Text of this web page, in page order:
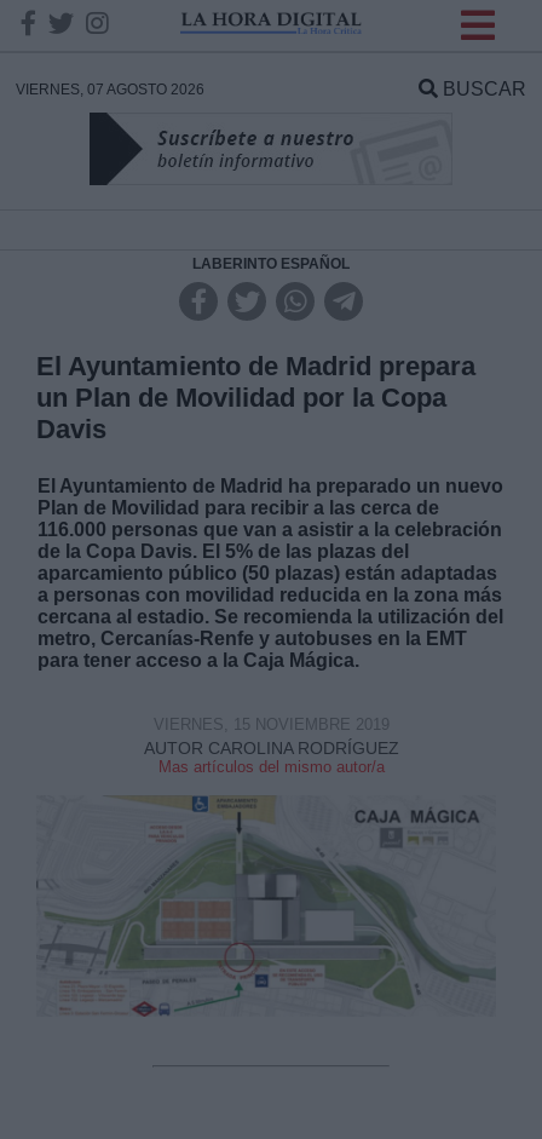
VIERNES, 07 AGOSTO 2026 BUSCAR
LABERINTO ESPAÑOL
El Ayuntamiento de Madrid prepara
un Plan de Movilidad por la Copa
Davis
El Ayuntamiento de Madrid ha preparado un nuevo
Plan de Movilidad para recibir a las cerca de
116.000 personas que van a asistir a la celebración
de la Copa Davis. El 5% de las plazas del
aparcamiento público (50 plazas) están adaptadas
a personas con movilidad reducida en la zona más
cercana al estadio. Se recomienda la utilización del
metro, Cercanías-Renfe y autobuses en la EMT
para tener acceso a la Caja Mágica.
AUTOR CAROLINA RODRÍGUEZ
Mas artículos del mismo autor/a
VIERNES, 15 NOVIEMBRE 2019
DATOS
Responsable:
Legitimación:
Destinatarios:
link
Información adicional